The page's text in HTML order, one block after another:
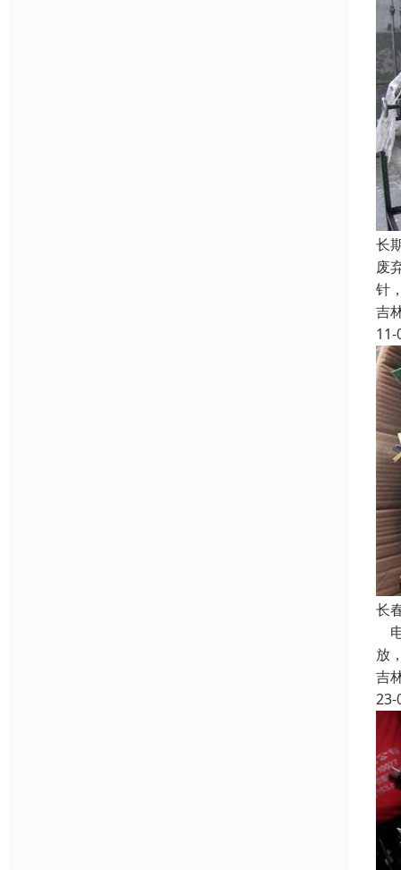
长
废
针
吉
11-
长
放
吉
23-